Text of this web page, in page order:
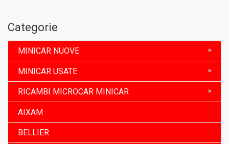
Categorie
MINICAR NUOVE
MINICAR USATE
RICAMBI MICROCAR MINICAR
AIXAM
BELLIER